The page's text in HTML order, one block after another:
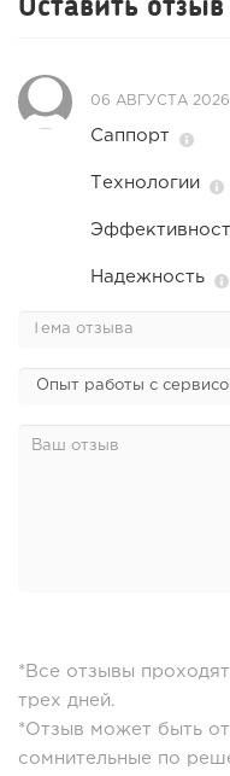
06 АВГУСТА 2026
Саппорт
Технологии
Надежность
*Все отзывы
трех дней.
*Отзыв может быть
сомнительные по